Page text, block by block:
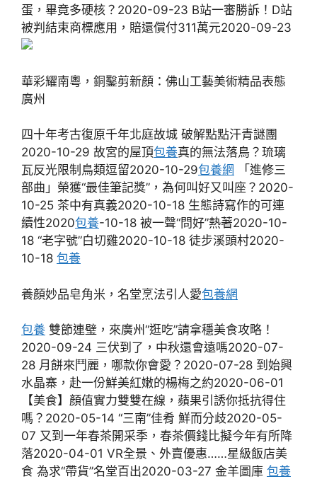
蛋，畢竟多硬核？2020-09-23 B站一審勝訴！D站
被判結束商標應用，賠還償付311萬元2020-09-23
華彩耀南粵，銅鑿剪新顏：佛山工藝美術精品表態
廣州
四十年考古復原千年北庭故城 破解點點汗青謎團
2020-10-29 故宮的屋頂包養真的無法落鳥？琉璃
瓦反光限制鳥類逗留2020-10-29包養網 「進修三
部曲」榮獲“最佳筆記獎”，為何叫好又叫座？2020-
10-25 茶中有真義2020-10-18 生態詩寫作的可連
續性2020包養-10-18 被一聲“問好”熱著2020-10-
18 “老字號”白切雞2020-10-18 徒步溪頭村2020-
10-18 包養
養顏妙品皂角米，名堂烹法引人愛包養網
包養 雙節連璧，來廣州“逛吃”請拿穩美食攻略！
2020-09-24 三伏到了，中秋還會遠嗎2020-07-
28 月餅來鬥麗，哪款你會愛？2020-07-28 到始興
水晶寨，赴一份鮮美紅嫩的楊梅之約2020-06-01
【美食】顏值實力雙雙在線，蘋果引誘你抵抗得住
嗎？2020-05-14 “三南”佳肴 鮮而分歧2020-05-
07 又到一年春茶開采季，春茶價錢比擬今年有所降
落2020-04-01 VR全景、外賣優惠……星級飯店美
食 為求“帶貨”名堂百出2020-03-27 金羊圖庫 包養